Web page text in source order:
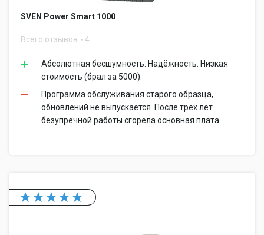
SVEN Power Smart 1000
Всего отзывов 4
Абсолютная бесшумность. Надёжность. Низкая
стоимость (брал за 5000).
Программа обслуживания старого образца,
обновлений не выпускается. После трёх лет
безупречной работы сгорела основная плата.